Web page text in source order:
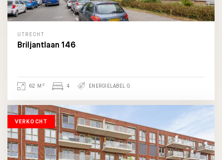
UTRECHT
Briljantlaan 146
62 M 2 4 ENERGIELABEL G
VERKOCHT